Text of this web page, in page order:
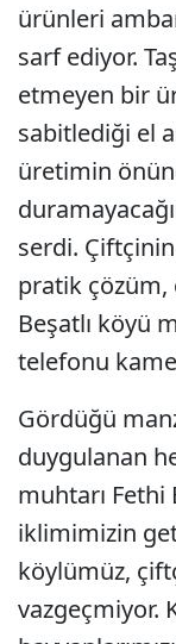
ürünleri
sarf ediyor.
etmeyen bir
sabitlediği el
üretimin
serdi.
pratik çözüm,
Beşatlı köyü
telefonu
Gördüğü
duygulanan
muhtarı Fethi
iklimimizin
köylümüz,
vazgeçmiyor.